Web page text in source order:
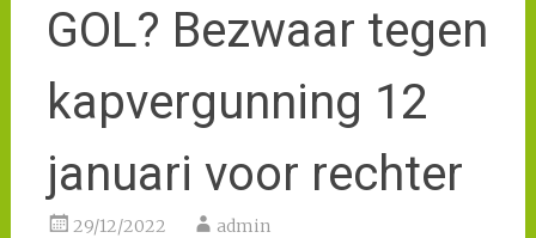
GOL? Bezwaar tegen
kapvergunning 12
januari voor rechter
29/12/2022 admin